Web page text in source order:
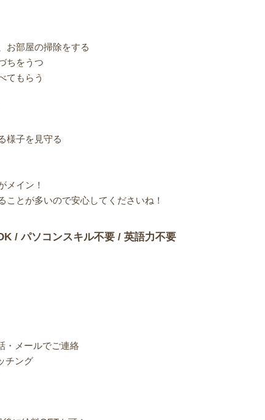
お部屋の掃除をする
ちをうつ
てもらう
様子を見守る
メイン！
ことが多いので安心してくださいね！
/ パソコンスキル不要 / 英語力不要
・メールでご連絡
チング